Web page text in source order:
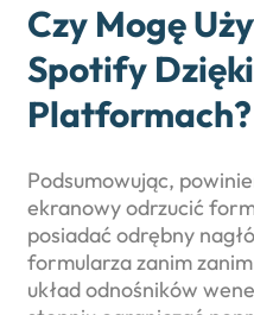
Czy Mogę
Spotify
Platformach?
Podsumowując,
ekranowy odrzucić
posiadać odrębny
formularza zanim
układ odnośników